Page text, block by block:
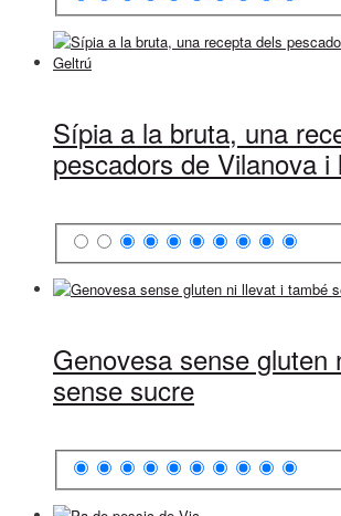
Sípia a la bruta, una
pescadors de Vilanova i
Genovesa sense gluten
sense sucre